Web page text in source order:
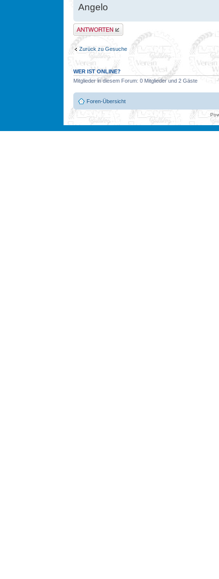
Angelo
Antwort erstellen
Zurück zu Gesuche
WER IST ONLINE?
Mitglieder in diesem Forum: 0 Mitglieder und 2 Gäste
Foren-Übersicht